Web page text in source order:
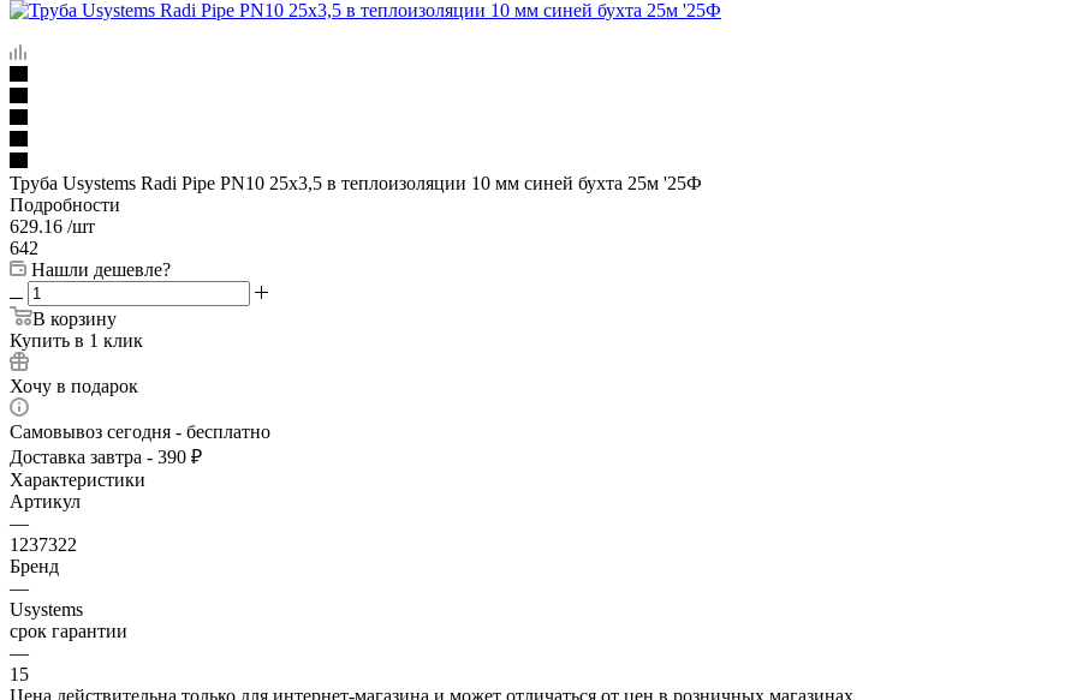
Труба Usystems Radi Pipe PN10 25x3,5 в теплоизоляции 10 мм синей бухта 25м '25Ф
Подробности
629.16 /шт
642
Нашли дешевле?
В корзину
Купить в 1 клик
Хочу в подарок
Самовывоз сегодня - бесплатно
Доставка завтра - 390 ₽
Характеристики
Артикул
—
1237322
Бренд
—
Usystems
срок гарантии
—
15
Цена действительна только для интернет-магазина и может отличаться от цен в розничных магазинах